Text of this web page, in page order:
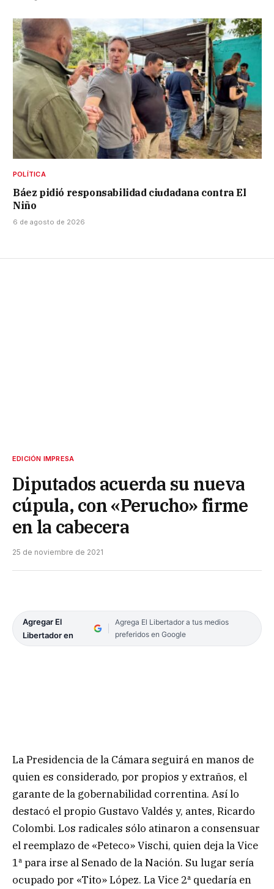
POLÍTICA
Báez pidió responsabilidad ciudadana contra El
Niño
6 de agosto de 2026
EDICIÓN IMPRESA
Diputados acuerda su nueva
cúpula, con «Perucho» firme
en la cabecera
25 de noviembre de 2021
Agregar El
Libertador en
Agrega El Libertador a tus medios
preferidos en Google
La Presidencia de la Cámara seguirá en manos de
quien es considerado, por propios y extraños, el
garante de la gobernabilidad correntina. Así lo
destacó el propio Gustavo Valdés y, antes, Ricardo
Colombi. Los radicales sólo atinaron a consensuar
el reemplazo de «Peteco» Vischi, quien deja la Vice
1ª para irse al Senado de la Nación. Su lugar sería
ocupado por «Tito» López. La Vice 2ª quedaría en